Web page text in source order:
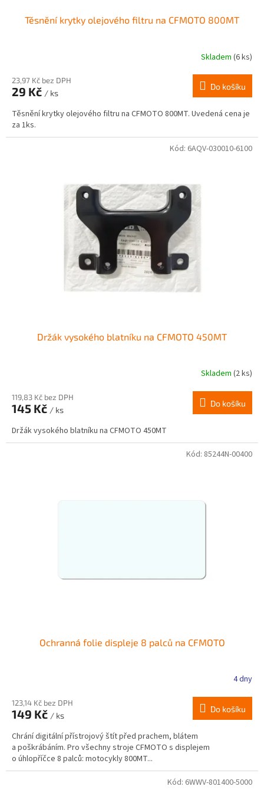
Těsnění krytky olejového filtru na CFMOTO 800MT
Skladem (6 ks)
23,97 Kč bez DPH
29 Kč / ks
Do košíku
Těsnění krytky olejového filtru na CFMOTO 800MT. Uvedená cena je
za 1ks.
Držák vysokého blatníku na CFMOTO 450MT
Skladem (2 ks)
119,83 Kč bez DPH
145 Kč / ks
Do košíku
Držák vysokého blatníku na CFMOTO 450MT
Kód: 6AQV-030010-6100
Ochranná folie displeje 8 palců na CFMOTO
4 dny
123,14 Kč bez DPH
149 Kč / ks
Do košíku
Chrání digitální přístrojový štít před prachem, blátem
a poškrábáním. Pro všechny stroje CFMOTO s displejem
o úhlopříčce 8 palců: motocykly 800MT...
Kód: 85244N-00400
Kód: 6WWV-801400-5000